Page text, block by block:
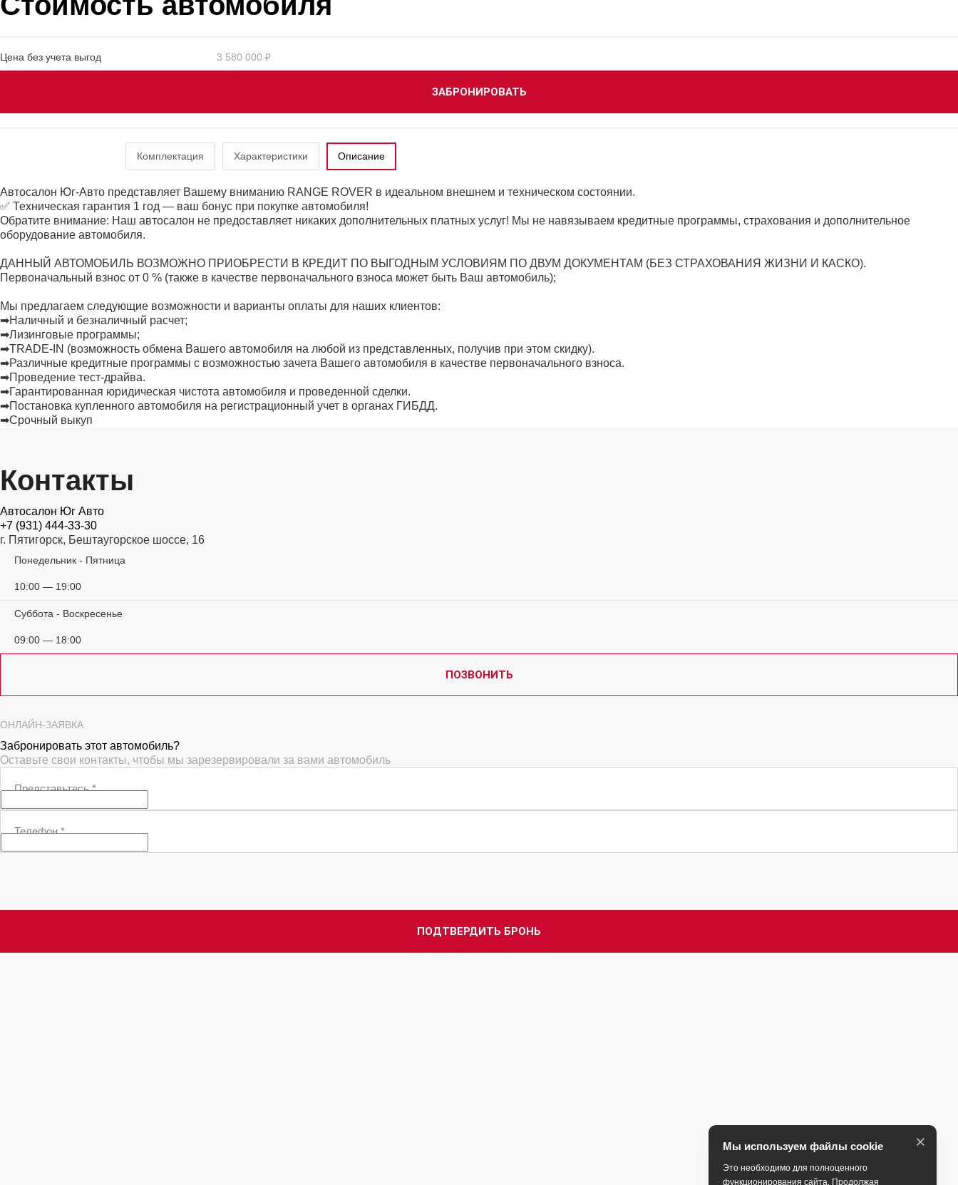
Цена без учета выгод 3 580 000 ₽
ЗАБРОНИРОВАТЬ
Комплектация Характеристики Описание
Автосалон Юг-Авто представляет Вашему вниманию RANGE ROVER в идеальном внешнем и техническом состоянии.
✅ Техническая гарантия 1 год — ваш бонус при покупке автомобиля!
Обратите внимание: Наш автосалон не предоставляет никаких дополнительных платных услуг! Мы не навязываем кредитные программы, страхования и дополнительное
оборудование автомобиля.
ДАННЫЙ АВТОМОБИЛЬ ВОЗМОЖНО ПРИОБРЕСТИ В КРЕДИТ ПО ВЫГОДНЫМ УСЛОВИЯМ ПО ДВУМ ДОКУМЕНТАМ (БЕЗ СТРАХОВАНИЯ ЖИЗНИ И КАСКО).
Первоначальный взнос от 0 % (также в качестве первоначального взноса может быть Ваш автомобиль);
Мы предлагаем следующие возможности и варианты оплаты для наших клиентов:
➡Наличный и безналичный расчет;
➡Лизинговые программы;
➡TRADE-IN (возможность обмена Вашего автомобиля на любой из представленных, получив при этом скидку).
➡Различные кредитные программы с возможностью зачета Вашего автомобиля в качестве первоначального взноса.
➡Проведение тест-драйва.
➡Гарантированная юридическая чистота автомобиля и проведенной сделки.
➡Постановка купленного автомобиля на регистрационный учет в органах ГИБДД.
➡Срочный выкуп
Контакты
Автосалон Юг Авто
+7 (931) 444-33-30
г. Пятигорск, Бештаугорское шоссе, 16
Понедельник - Пятница
10:00 — 19:00
Суббота - Воскресенье
09:00 — 18:00
ПОЗВОНИТЬ
ОНЛАЙН-ЗАЯВКА
Забронировать этот автомобиль?
Оставьте свои контакты, чтобы мы зарезервировали за вами автомобиль
Представьтесь*
Телефон*
ПОДТВЕРДИТЬ БРОНЬ
Мы используем файлы cookie
Это необходимо для полноценного
функционирования сайта. Продолжая
×